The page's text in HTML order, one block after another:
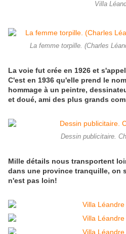
Villa
La femme torpille. (Charles
La voie fut crée en 1926 et
C'est en 1936 qu'elle prend le
hommage à un peintre,
et doué, ami des plus grands
Dessin publicitaire.
Mille détails nous transportent
dans une province tranquille, on
n'est pas loin!